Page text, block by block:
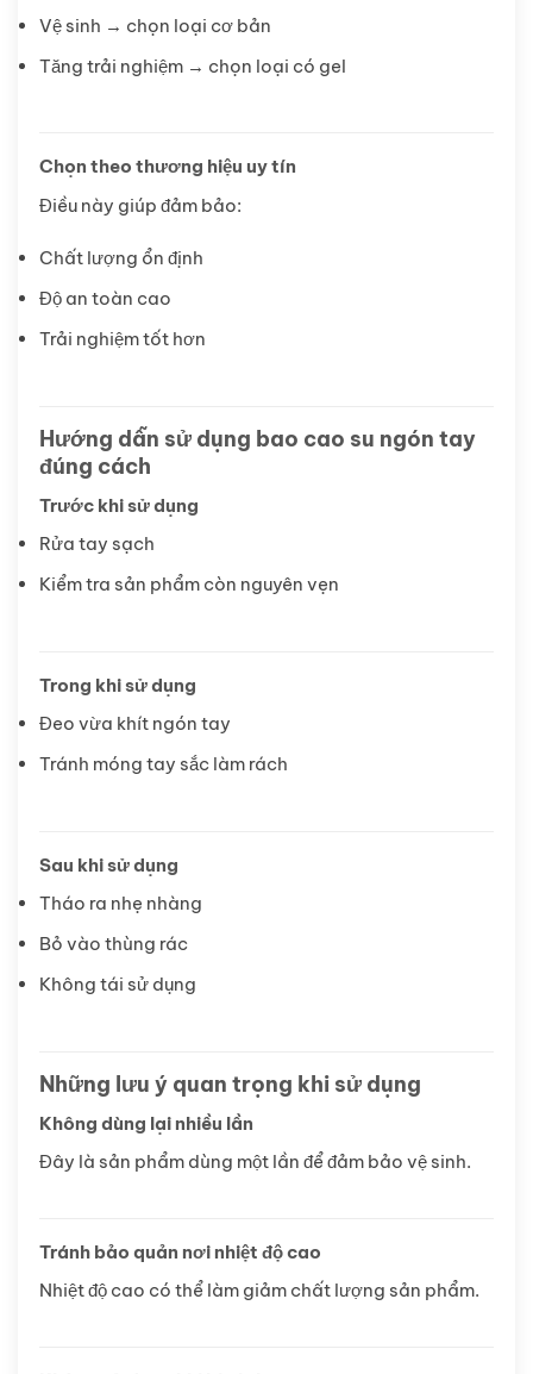
Vệ sinh → chọn loại cơ bản
Tăng trải nghiệm → chọn loại có gel
Chọn theo thương hiệu uy tín
Điều này giúp đảm bảo:
Chất lượng ổn định
Độ an toàn cao
Trải nghiệm tốt hơn
Hướng dẫn sử dụng bao cao su ngón tay
đúng cách
Trước khi sử dụng
Rửa tay sạch
Kiểm tra sản phẩm còn nguyên vẹn
Trong khi sử dụng
Đeo vừa khít ngón tay
Tránh móng tay sắc làm rách
Sau khi sử dụng
Tháo ra nhẹ nhàng
Bỏ vào thùng rác
Không tái sử dụng
Những lưu ý quan trọng khi sử dụng
Không dùng lại nhiều lần
Đây là sản phẩm dùng một lần để đảm bảo vệ sinh.
Tránh bảo quản nơi nhiệt độ cao
Nhiệt độ cao có thể làm giảm chất lượng sản phẩm.